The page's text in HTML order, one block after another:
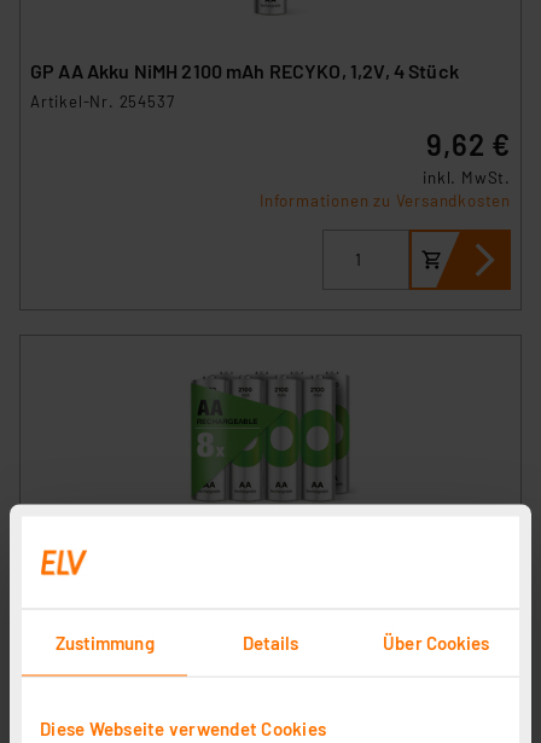
Zustimmung Details Über Cookies
Diese Webseite verwendet Cookies
GP AA Akku NiMH 2100 mAh RECYKO, 1,2V, 4 Stück
Artikel-Nr. 254537
9,62 €
inkl. MwSt.
Informationen zu Versandkosten
AA Akku GP NiMH 2100 mAh RECYKO 1,2V 8 Stück
Artikel-Nr. 254538
inkl. MwSt.